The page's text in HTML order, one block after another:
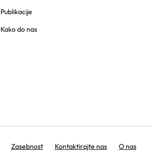
Publikacije
Kako do nas
Zasebnost Kontaktirajte nas O nas